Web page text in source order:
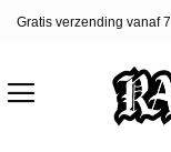
Ga
inhoud
Gratis verzending vanaf